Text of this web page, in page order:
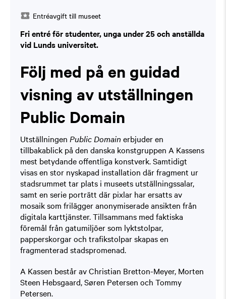
Entréavgift till museet
Fri entré för studenter, unga under 25 och anställda
vid Lunds universitet.
Följ med på en guidad
visning av utställningen
Public Domain
Utställningen Public Domain erbjuder en
tillbakablick på den danska konstgruppen A Kassens
mest betydande offentliga konstverk. Samtidigt
visas en stor nyskapad installation där fragment ur
stadsrummet tar plats i museets utställningssalar,
samt en serie porträtt där pixlar har ersatts av
mosaik som frilägger anonymiserade ansikten från
digitala karttjänster. Tillsammans med faktiska
föremål från gatumiljöer som lyktstolpar,
papperskorgar och trafikstolpar skapas en
fragmenterad stadspromenad.
A Kassen består av Christian Bretton-Meyer, Morten
Steen Hebsgaard, Søren Petersen och Tommy
Petersen.